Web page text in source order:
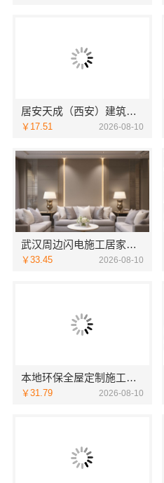
居安天成（西安）建筑工程有限责任公司西安专业装修平层免费量房
￥17.51 2026-08-10
武汉周边闪电施工居家装修一楼带院——本地快装（湖北）科技有限公司
￥33.45 2026-08-10
本地环保全屋定制施工队——江西尚宅尚品新型环保材料有限公司
￥31.79 2026-08-10